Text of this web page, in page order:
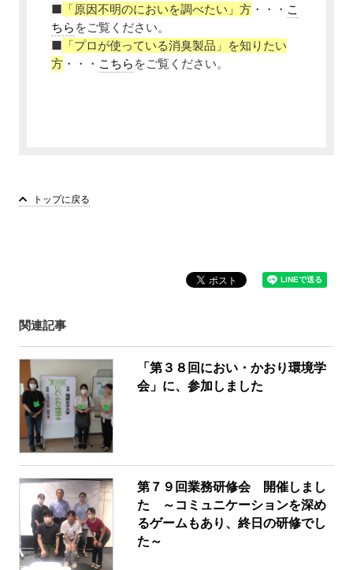
■ 「原因不明のにおいを調べたい」方 ・・・ こ
ちら をご覧ください。
■ 「プロが使っている消臭製品」を知りたい
方 ・・・ こちら をご覧ください。
トップに戻る
関連記事
「第３８回におい・かおり環境学
会」に、参加しました
第７９回業務研修会 開催しまし
た ～コミュニケーションを深め
るゲームもあり、終日の研修でし
た～